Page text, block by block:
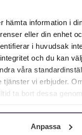
hämta information i
eller din enhet
i huvudsak
och du kan
våra
vi erbjuder.
ta bort dessa
Anpassa
varit en händelse
saker såsom
annans fysiska
den ska
rädd. Skräck är
ska man vara
Skräck är det
riktigt då vet man
kan ha fått den här